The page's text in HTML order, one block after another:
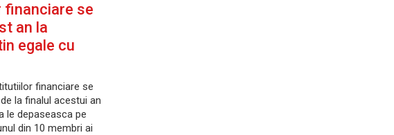
se
an la
egale cu
financiare se
la finalul acestui an
le depaseasca pe
din 10 membri ai